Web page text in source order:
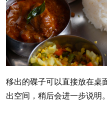
移出的碟子可以直接放在桌
出空间，稍后会进一步说明。